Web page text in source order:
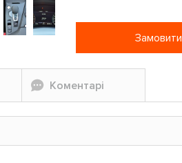
Замовити
Коментарі